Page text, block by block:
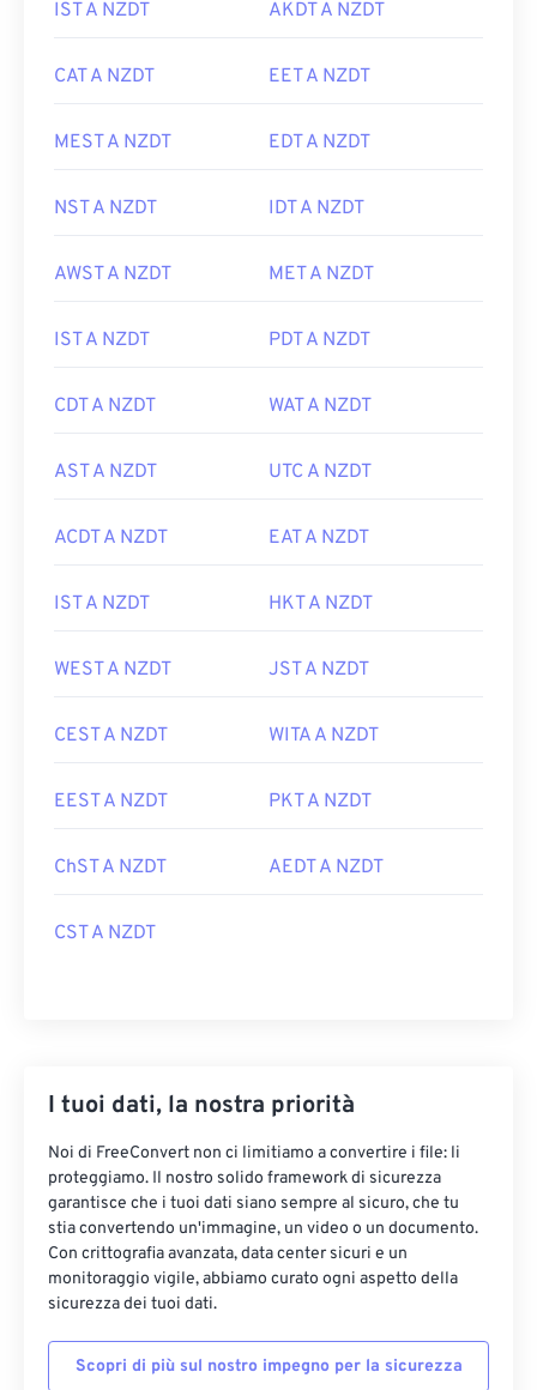
IST A NZDT AKDT A NZDT
CAT A NZDT EET A NZDT
MEST A NZDT EDT A NZDT
NST A NZDT IDT A NZDT
AWST A NZDT MET A NZDT
IST A NZDT PDT A NZDT
CDT A NZDT WAT A NZDT
AST A NZDT UTC A NZDT
ACDT A NZDT EAT A NZDT
IST A NZDT HKT A NZDT
WEST A NZDT JST A NZDT
CEST A NZDT WITA A NZDT
EEST A NZDT PKT A NZDT
ChST A NZDT AEDT A NZDT
CST A NZDT
I tuoi dati, la nostra priorità
Noi di FreeConvert non ci limitiamo a convertire i file: li
proteggiamo. Il nostro solido framework di sicurezza
garantisce che i tuoi dati siano sempre al sicuro, che tu
stia convertendo un'immagine, un video o un documento.
Con crittografia avanzata, data center sicuri e un
monitoraggio vigile, abbiamo curato ogni aspetto della
sicurezza dei tuoi dati.
Scopri di più sul nostro impegno per la sicurezza